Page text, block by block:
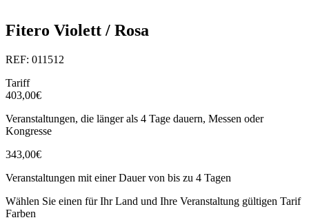
Fitero Violett / Rosa
REF: 011512
Tariff
403,00€
Veranstaltungen, die länger als 4 Tage dauern, Messen oder
Kongresse
343,00€
Veranstaltungen mit einer Dauer von bis zu 4 Tagen
Wählen Sie einen für Ihr Land und Ihre Veranstaltung gültigen Tarif
Farben